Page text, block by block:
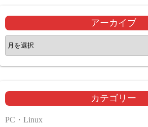
アーカイブ
ア
ー
カ
ブ
カテゴリー
PC・Linux